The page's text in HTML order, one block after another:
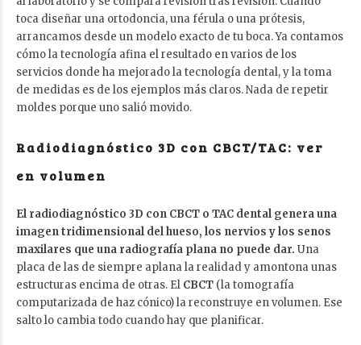
toca diseñar una ortodoncia, una férula o una prótesis,
arrancamos desde un modelo exacto de tu boca. Ya contamos
cómo la tecnología afina el resultado en varios de los
servicios donde ha mejorado la tecnología dental, y la toma
de medidas es de los ejemplos más claros. Nada de repetir
moldes porque uno salió movido.
Radiodiagnóstico 3D con CBCT/TAC: ver
en volumen
El radiodiagnóstico 3D con CBCT o TAC dental genera una
imagen tridimensional del hueso, los nervios y los senos
maxilares que una radiografía plana no puede dar. Una
placa de las de siempre aplana la realidad y amontona unas
estructuras encima de otras. El CBCT (la tomografía
computarizada de haz cónico) la reconstruye en volumen. Ese
salto lo cambia todo cuando hay que planificar.